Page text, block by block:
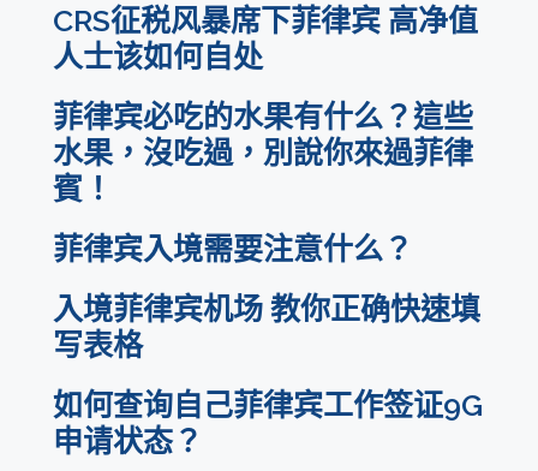
CRS征税风暴席下菲律宾 高净值
人士该如何自处
菲律宾必吃的水果有什么？這些
水果，沒吃過，別說你來過菲律
賓！
菲律宾入境需要注意什么？
入境菲律宾机场 教你正确快速填
写表格
如何查询自己菲律宾工作签证9G
申请状态？